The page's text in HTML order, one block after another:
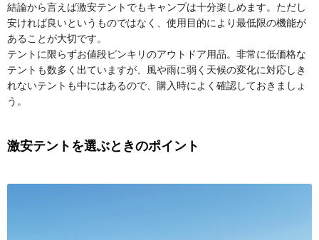
結論から言えば激安テントでもキャンプは十分楽しめます。ただし
安ければ良いというものではなく、使用目的により最低限の機能が
あることが大切です。
テントに限らずお値段ピンキリのアウトドア用品。非常に低価格な
テントも数多く出ていますが、風や雨に弱く天候の変化に対応しき
れないテントも中にはあるので、購入時によく確認しておきましょ
う。
激安テントを選ぶときのポイント